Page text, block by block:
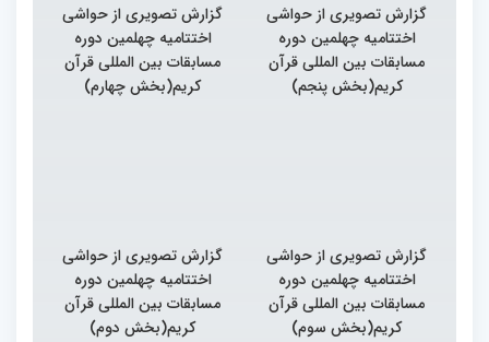
گزارش تصویری از حواشی
اختتامیه چهلمین دوره
مسابقات بین المللی قرآن
کریم(بخش پنجم)
گزارش تصویری از حواشی
اختتامیه چهلمین دوره
مسابقات بین المللی قرآن
کریم(بخش چهارم)
گزارش تصویری از حواشی
اختتامیه چهلمین دوره
مسابقات بین المللی قرآن
کریم(بخش سوم)
گزارش تصویری از حواشی
اختتامیه چهلمین دوره
مسابقات بین المللی قرآن
کریم(بخش دوم)